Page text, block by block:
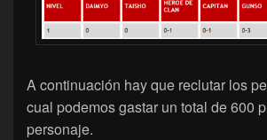
A continuación hay que reclutar los
cual podemos gastar un total de 600
personaje.